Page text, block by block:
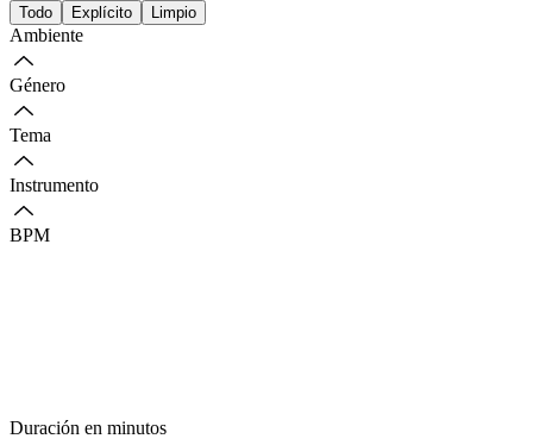
Todo Explícito Limpio
Ambiente
Género
Tema
Instrumento
BPM
Duración en minutos